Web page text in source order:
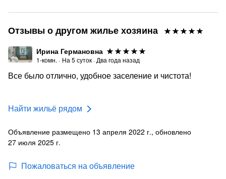
Отзывы о другом жилье хозяина
Ирина Германовна
1-комн. · На 5 суток · Два года назад
Все было отлично, удобное заселение и чистота!
Найти жильё рядом
Объявление размещено 13 апреля 2022 г., обновлено
27 июля 2025 г.
Пожаловаться на объявление